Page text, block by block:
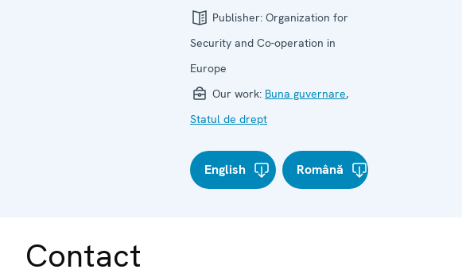
Publisher: Organization for
Security and Co-operation in
Europe
Our work: Buna guvernare,
Statul de drept
English Română
Contact